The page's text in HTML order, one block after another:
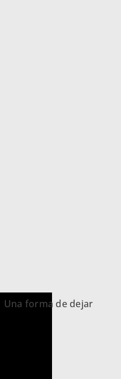
Una forma de dejar